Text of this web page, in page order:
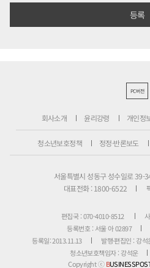
PC버전
회사소개 윤리강령 개인정
청소년보호정책 정정·반론보도
서울특별시 성동구 성수일로 39-
대표전화 : 1800-6522
편집국 : 070-4010-8512
등록번호 : 서울 아 02897
등록일: 2013.11.13
발행·편집인 : 강석
청소년보호책임자 : 강석운
Copyright ⓒB